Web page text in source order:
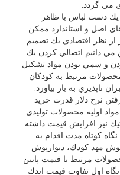
مي گردد.
يك دست لباس با ظاهر
از نمونه هاي اصل و استاندارد ممكن
از نظر اقتصادي يك تصميم
مي دانيم اتصالي كردن يك
و سمي بودن مواد تشكيل
مرتبط به كودكان
به بار بياورد.
نرخ دلار قدرت خريد
اوليه محصولات توليدی
نيز افزايش قيمت داشته
كوتاه مدت اقدام به
مهد كودك، ديوارپوش
مرتبط با قيمت پايين
نگاه اول تفاوت قيمت اندك